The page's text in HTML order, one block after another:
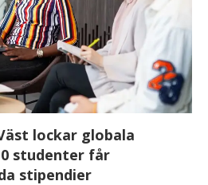
lockar globala
studenter får
stipendier